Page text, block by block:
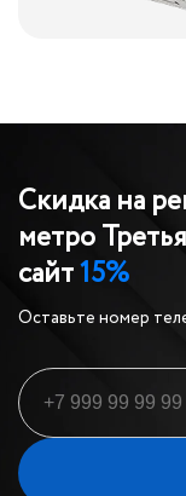
Скидка на
метро
сайт15%
Оставьте номер